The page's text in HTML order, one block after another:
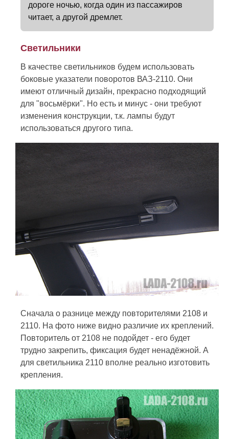
дороге ночью, когда один из пассажиров
читает, а другой дремлет.
Светильники
В качестве светильников будем использовать
боковые указатели поворотов ВАЗ-2110. Они
имеют отличный дизайн, прекрасно подходящий
для "восьмёрки". Но есть и минус - они требуют
изменения конструкции, т.к. лампы будут
использоваться другого типа.
Сначала о разнице между повторителями 2108 и
2110. На фото ниже видно различие их креплений.
Повторитель от 2108 не подойдет - его будет
трудно закрепить, фиксация будет ненадёжной. А
для светильника 2110 вполне реально изготовить
крепления.